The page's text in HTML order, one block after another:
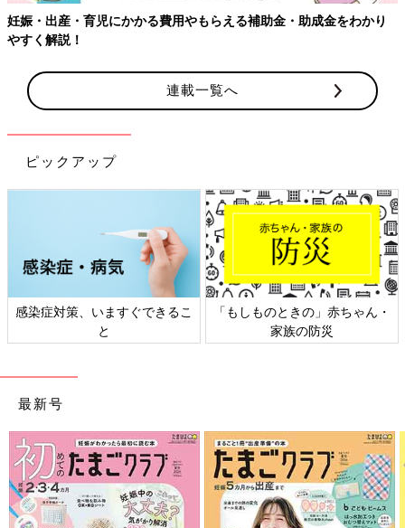
自分が起きている間、ずっとそういう気持ち悪さが続くから、そ
こから飛び出したくなる、終わらせたくなる。それで衝動的に死
ぬしかない、という気持ちになってしまうんです。
でも精神科医の知識もあるから、これはいつかは終わるとなんと
なくわかりますから、あと少しだけなんとかしのごう、という感
悩みは発想を変えれば軽くなる
――苦しい時期を、どんなふうに乗り越えたんでしょうか。
Tomy ジョセフィーヌを亡くして、とっても大変だった時期、
そばにいてアドバイスをしてほしい相手がいなくて、どうにもな
らない状況でした。
自分1人で解決しなくちゃならない不安や悩みに対して、ジョセ
フィーヌだったらこういうふうに言うかな、って考えて、少し心
めはじめたんです。自分の悩みを俯瞰しながら、自分で考えて少
しずつ解決していきました。
――そんなふうに悩んだ自分に向けたアドバイスを
で発
信し始めたんですね。
Tomy 自分の経験から、ちょっと発想を変えれば悩みが減る、
とわかり、自分に役に立った言葉やアドバイスを、診療でも患者
妊娠・出産・育児にかかる費用やもらえる補助金・助成金をわかり
やすく解説！
連載一覧へ
ピックアップ
感染症対策、いますぐできるこ
と
「もしものときの」赤ちゃん・
家族の防災
最新号